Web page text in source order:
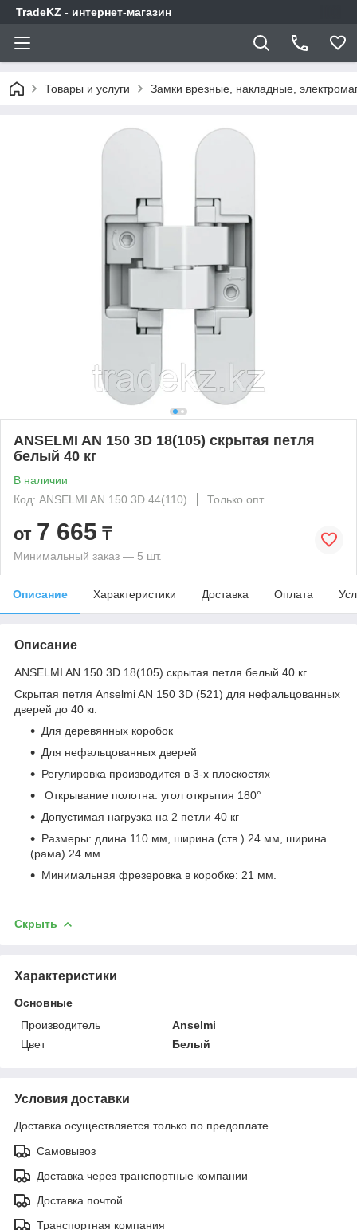
TradeKZ - интернет-магазин
Товары и услуги Замки врезные, накладные,
ANSELMI AN 150 3D 18(105) скрытая петля
белый 40 кг
В наличии
Код: ANSELMI AN 150 3D 44(110)
Только опт
от 7 665 ₸
Минимальный заказ — 5 шт.
Описание Характеристики Доставка Оплата
Описание
ANSELMI AN 150 3D 18(105) скрытая петля белый 40 кг
Скрытая петля Anselmi AN 150 3D (521) для нефальцованных
дверей до 40 кг.
Для деревянных коробок
Для нефальцованных дверей
Регулировка производится в 3-х плоскостях
Открывание полотна: угол открытия 180°
Допустимая нагрузка на 2 петли 40 кг
Размеры: длина 110 мм, ширина (ств.) 24 мм, ширина
(рама) 24 мм
Минимальная фрезеровка в коробке: 21 мм.
Скрыть
Характеристики
Основные
Производитель
Anselmi
Цвет
Белый
Условия доставки
Доставка осуществляется только по предоплате.
Самовывоз
Доставка через транспортные компании
Доставка почтой
Транспортная компания